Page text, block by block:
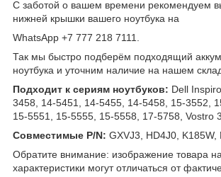
С заботой о вашем времени рекомендуем
нижней крышки вашего ноутбука на
WhatsApp +7 777 218 7111.
Так мы быстро подберём подходящий
ноутбука и уточним наличие на нашем
Подходит к сериям ноутбуков: Dell
3458, 14-5451, 14-5455, 14-5458, 15-3552,
15-5551, 15-5555, 15-5558, 17-5758, Vostro
Совместимые P/N: GXVJ3, HD4J0, K185W,
Обратите внимание: изображение товара
характеристики могут отличаться от